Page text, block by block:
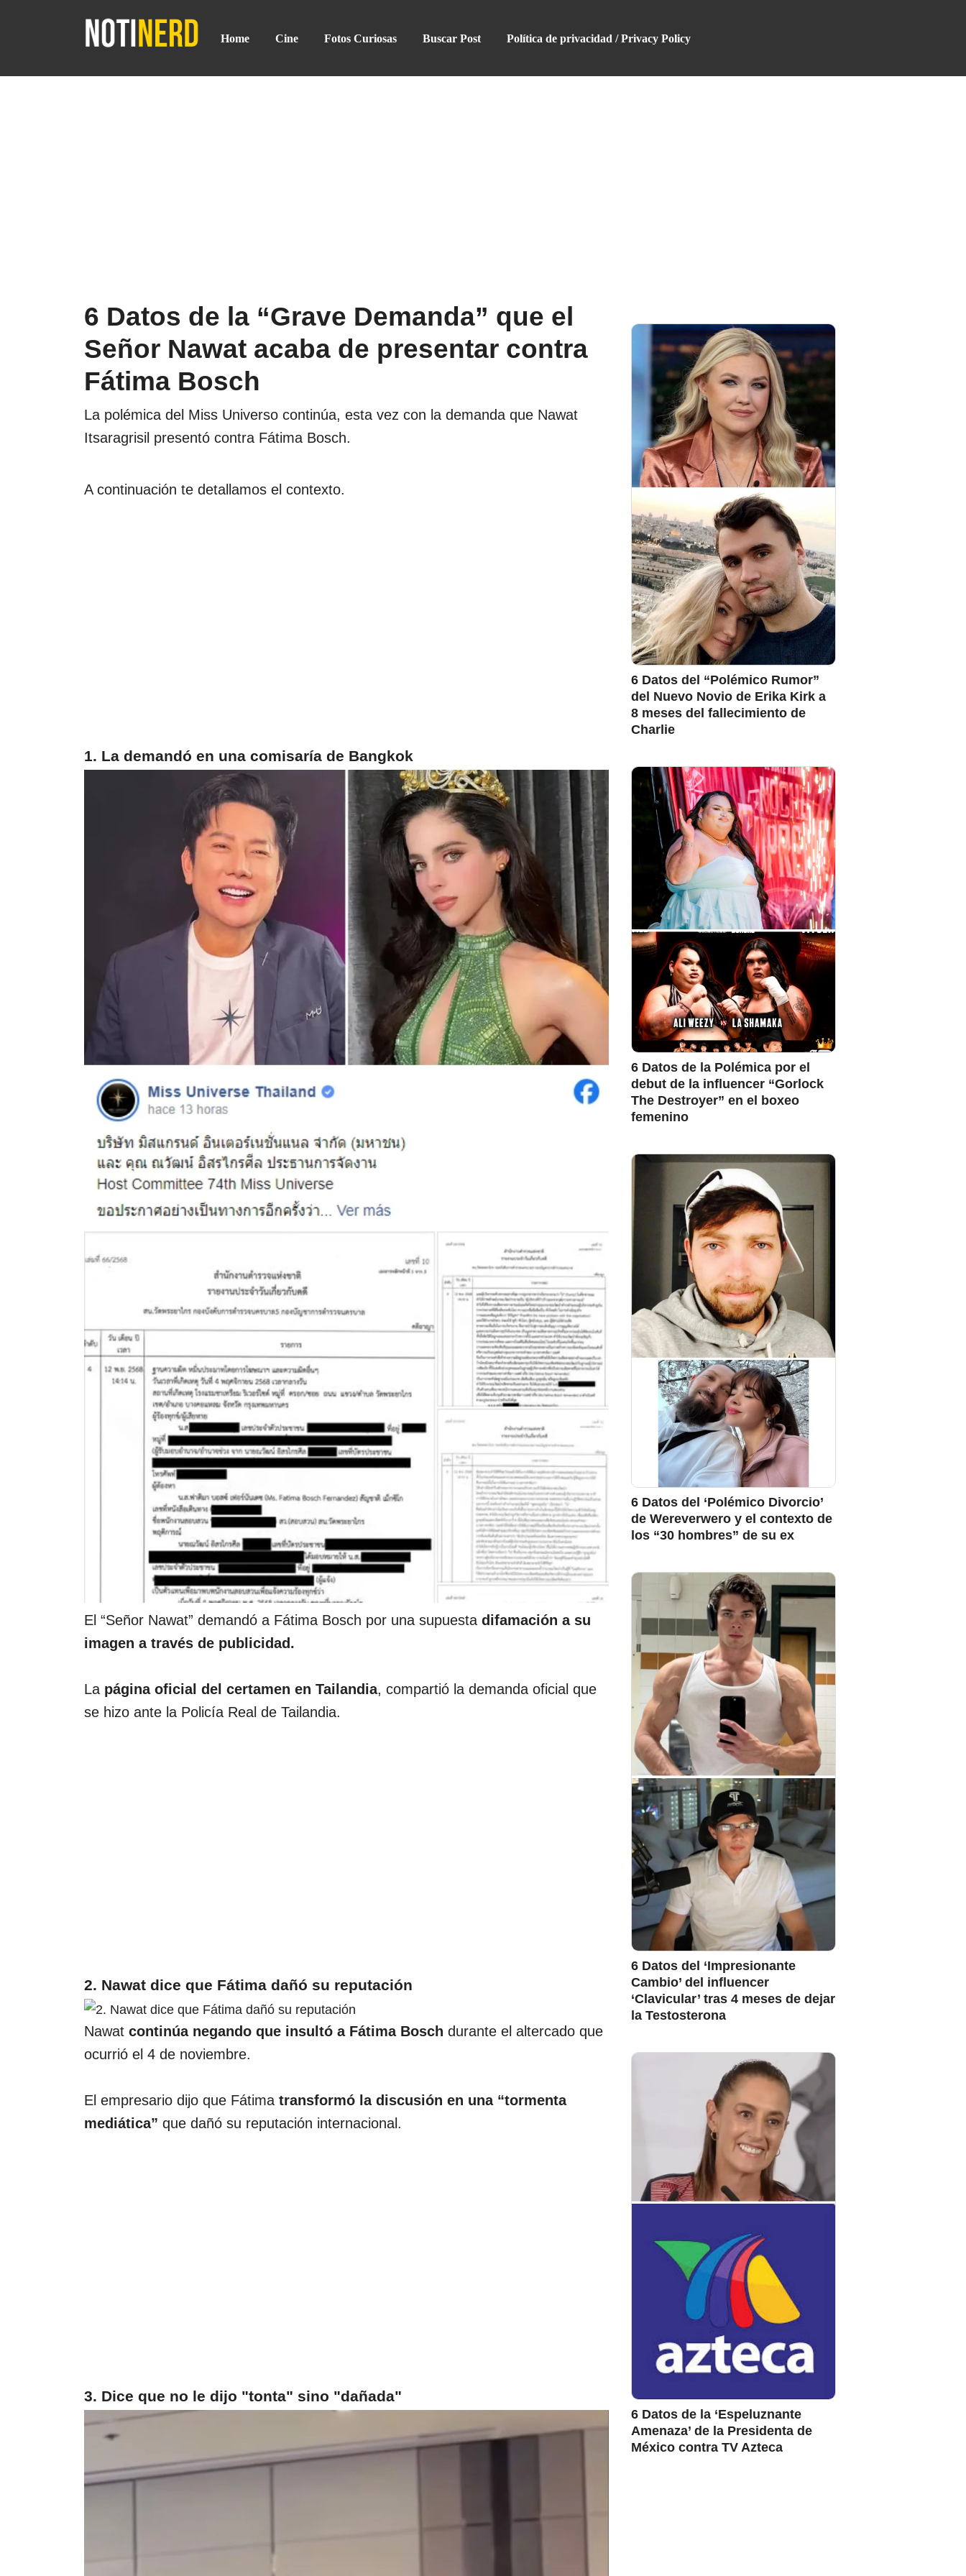
Home Cine Fotos Curiosas Buscar Post Política de privacidad / Privacy Policy
6 Datos de la “Grave Demanda” que el
Señor Nawat acaba de presentar contra
Fátima Bosch
La polémica del Miss Universo continúa, esta vez con la demanda que Nawat
Itsaragrisil presentó contra Fátima Bosch.
A continuación te detallamos el contexto.
1. La demandó en una comisaría de Bangkok
El “Señor Nawat” demandó a Fátima Bosch por una supuesta difamación a su
imagen a través de publicidad.
La página oficial del certamen en Tailandia, compartió la demanda oficial que
se hizo ante la Policía Real de Tailandia.
2. Nawat dice que Fátima dañó su reputación
Nawat continúa negando que insultó a Fátima Bosch durante el altercado que
ocurrió el 4 de noviembre.
El empresario dijo que Fátima transformó la discusión en una “tormenta
mediática” que dañó su reputación internacional.
3. Dice que no le dijo "tonta" sino "dañada"
6 Datos del “Polémico Rumor”
del Nuevo Novio de Erika Kirk a
8 meses del fallecimiento de
Charlie
6 Datos de la Polémica por el
debut de la influencer “Gorlock
The Destroyer” en el boxeo
femenino
6 Datos del ‘Polémico Divorcio’
de Wereverwero y el contexto de
los “30 hombres” de su ex
6 Datos del ‘Impresionante
Cambio’ del influencer
‘Clavicular’ tras 4 meses de dejar
la Testosterona
6 Datos de la ‘Espeluznante
Amenaza’ de la Presidenta de
México contra TV Azteca